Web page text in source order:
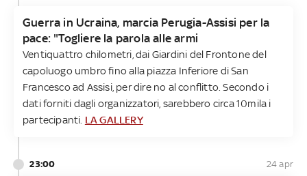
Guerra in Ucraina, marcia Perugia-Assisi per la
pace: "Togliere la parola alle armi
Ventiquattro chilometri, dai Giardini del Frontone del
capoluogo umbro fino alla piazza Inferiore di San
Francesco ad Assisi, per dire no al conflitto. Secondo i
dati forniti dagli organizzatori, sarebbero circa 10mila i
partecipanti. LA GALLERY
23:00 24 apr